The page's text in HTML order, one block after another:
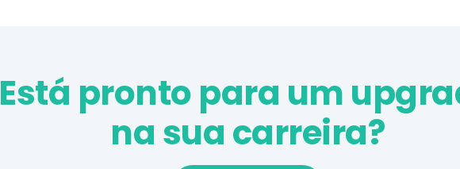
Está pronto para um
na sua carreira?